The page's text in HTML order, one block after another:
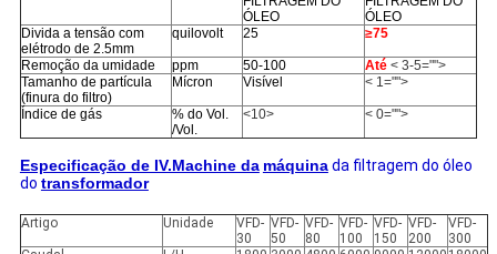
ÓLEO
ÓLEO
Divida a tensão com
elétrodo de 2.5mm
quilovolt 25 ≥75
Remoção da umidade ppm 50-100 Até< 3-5="">
Tamanho de partícula
(finura do filtro)
Mícron Visível < 1="">
Índice de gás
% do Vol.
/Vol.
<10> < 0="">
Especificação de IV.Machine da máquinada filtragem do óleo
do transformador
Artigo Unidade
VFD-
30
VFD-
50
VFD-
80
VFD-
100
VFD-
150
VFD-
200
VFD-
300